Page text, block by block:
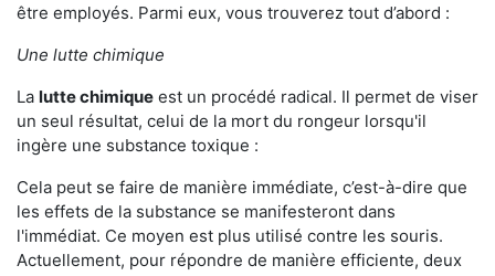
être employés. Parmi eux, vous trouverez tout d’abord :
Une lutte chimique
La lutte chimique est un procédé radical. Il permet de viser
un seul résultat, celui de la mort du rongeur lorsqu'il
ingère une substance toxique :
Cela peut se faire de manière immédiate, c’est-à-dire que
les effets de la substance se manifesteront dans
l'immédiat. Ce moyen est plus utilisé contre les souris.
Actuellement, pour répondre de manière efficiente, deux